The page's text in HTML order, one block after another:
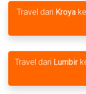
Travel dari Kroyake
Travel dari Lumbir